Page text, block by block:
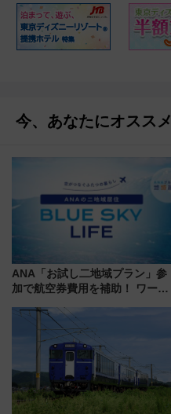
今、あなたにオススメ
ANA「お試し二地域プラン」参
加で航空券費用を補助！ ワーケ
治体は？ 2026年は対象のエリア
が拡大！